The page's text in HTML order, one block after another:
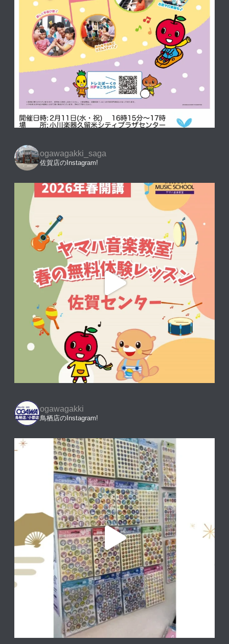
ogawagakki_saga
佐賀店のInstagram!
ogawagakki
鳥栖店のInstagram!